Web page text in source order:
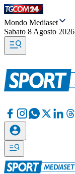
Mondo Mediaset
Sabato 8 Agosto 2026